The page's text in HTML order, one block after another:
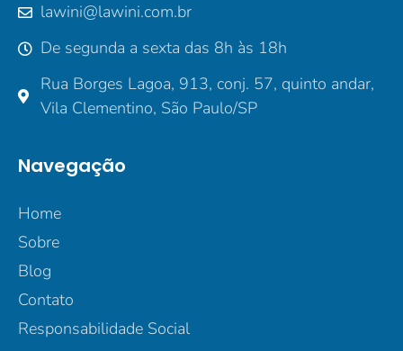
lawini@lawini.com.br
De segunda a sexta das 8h às 18h
Rua Borges Lagoa, 913, conj. 57, quinto andar,
Vila Clementino, São Paulo/SP
Navegação
Home
Sobre
Blog
Contato
Responsabilidade Social